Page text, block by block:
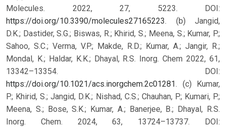
Molecules. 2022, 27, 5223. DOI:
https://doi.org/10.3390/molecules27165223. (b) Jangid,
D.K.; Dastider, S.G.; Biswas, R.; Khirid, S.; Meena, S.; Kumar, P.;
Sahoo, S.C.; Verma, V.P.; Makde, R.D.; Kumar, A.; Jangir, R.;
Mondal, K.; Haldar, K.K.; Dhayal, R.S. Inorg. Chem 2022, 61,
13342–13354. DOI:
https://doi.org/10.1021/acs.inorgchem.2c01281. (c) Kumar,
P.; Khirid, S.; Jangid, D.K.; Nishad, C.S.; Chauhan, P.; Kumari, P.;
Meena, S.; Bose, S.K.; Kumar, A.; Banerjee, B.; Dhayal, R.S.
Inorg. Chem. 2024, 63, 13724–13737. DOI: